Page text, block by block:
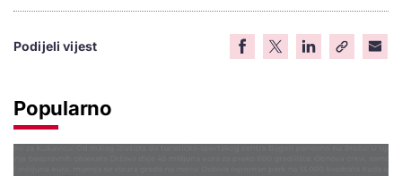
Podijeli vijest
Popularno